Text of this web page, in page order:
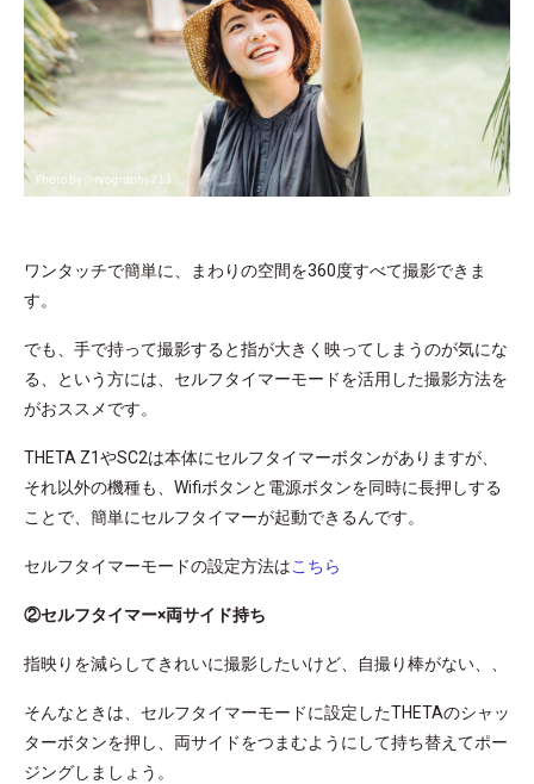
ワンタッチで簡単に、まわりの空間を360度すべて撮影できま
す。
でも、手で持って撮影すると指が大きく映ってしまうのが気にな
る、という方には、セルフタイマーモードを活用した撮影方法を
がおススメです。
THETA Z1やSC2は本体にセルフタイマーボタンがありますが、
それ以外の機種も、Wifiボタンと電源ボタンを同時に長押しする
ことで、簡単にセルフタイマーが起動できるんです。
セルフタイマーモードの設定方法はこちら
②セルフタイマー×両サイド持ち
指映りを減らしてきれいに撮影したいけど、自撮り棒がない、、
そんなときは、セルフタイマーモードに設定したTHETAのシャッ
ターボタンを押し、両サイドをつまむようにして持ち替えてポー
ジングしましょう。